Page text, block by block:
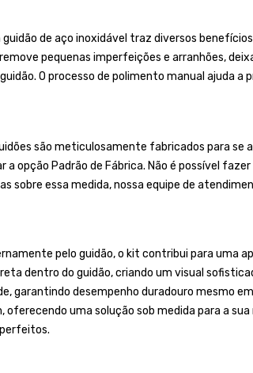
de aço inoxidável traz diversos
pequenas imperfeições e arranhões,
O processo de polimento manual ajuda
são meticulosamente fabricados para se
a opção Padrão de Fábrica. Não é possível
sobre essa medida, nossa equipe de
pelo guidão, o kit contribui para uma
dentro do guidão, criando um visual
garantindo desempenho duradouro mesmo
oferecendo uma solução sob medida para a